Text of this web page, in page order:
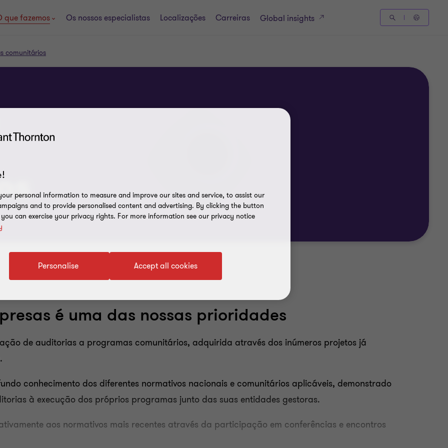
que fazemos Os nossos especialistas Localizações Carreiras Global insights
comunitários
é uma das nossas prioridades
de auditorias a programas comunitários, adquirida através dos inúmeros projetos já
conhecimento dos diferentes normativos nacionais e comunitários aplicáveis, demonstrado
à execução dos próprios programas junto das suas entidades gestoras.
aos normativos mais recentes através da participação em conferências e encontros
personal information to measure and improve our sites and service, to assist our
and to provide personalised content and advertising. By clicking the button
can exercise your privacy rights. For more information see our privacy notice
Accept all cookies
Personalise